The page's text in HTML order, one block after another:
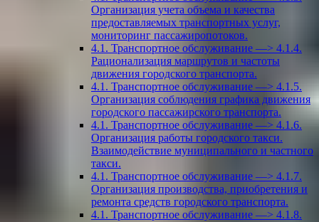
Организация учета объема и качества
предоставляемых транспортных услуг,
мониторинг пассажиропотоков.
4.1. Транспортное обслуживание —> 4.1.4.
Рационализация маршрутов и частоты
движения городского транспорта.
4.1. Транспортное обслуживание —> 4.1.5.
Организация соблюдения графика движения
городского пассажирского транспорта.
4.1. Транспортное обслуживание —> 4.1.6.
Организация работы городского такси.
Взаимодействие муниципального и частного
такси.
4.1. Транспортное обслуживание —> 4.1.7.
Организация производства, приобретения и
ремонта средств городского транспорта.
4.1. Транспортное обслуживание —> 4.1.8.